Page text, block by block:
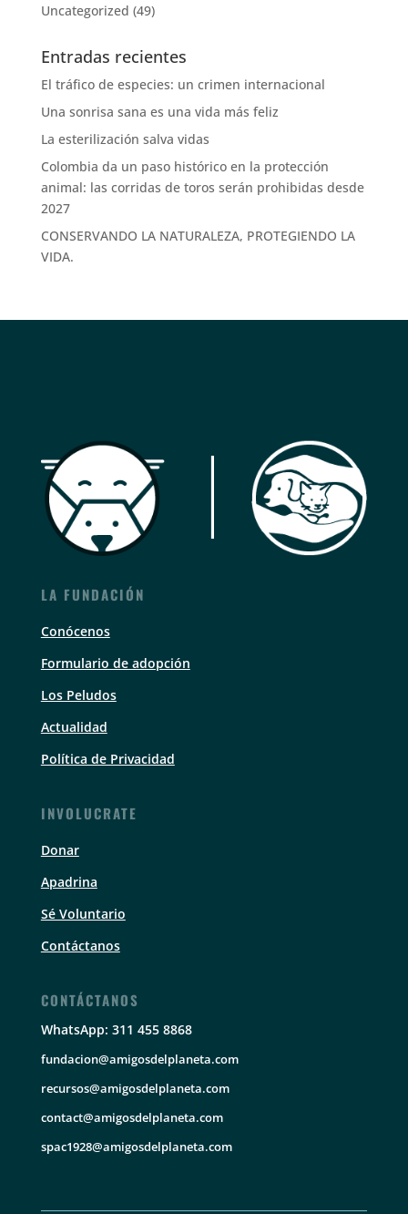
Uncategorized (49)
Entradas recientes
El tráfico de especies: un crimen internacional
Una sonrisa sana es una vida más feliz
La esterilización salva vidas
Colombia da un paso histórico en la protección
animal: las corridas de toros serán prohibidas desde
2027
CONSERVANDO LA NATURALEZA, PROTEGIENDO LA
VIDA.
LA FUNDACIÓN
Conócenos
Formulario de adopción
Los Peludos
Actualidad
Política de Privacidad
INVOLUCRATE
Donar
Apadrina
Sé Voluntario
Contáctanos
CONTÁCTANOS
WhatsApp: 311 455 8868
fundacion@amigosdelplaneta.com
recursos@amigosdelplaneta.com
contact@amigosdelplaneta.com
spac1928@amigosdelplaneta.com